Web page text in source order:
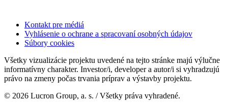
Kontakt pre médiá
Vyhlásenie o ochrane a spracovaní osobných údajov
Súbory cookies
Všetky vizualizácie projektu uvedené na tejto stránke majú výlučne
informatívny charakter. Investor/i, developer a autor/i si vyhradzujú
právo na zmeny počas trvania príprav a výstavby projektu.
© 2026 Lucron Group, a. s. / Všetky práva vyhradené.